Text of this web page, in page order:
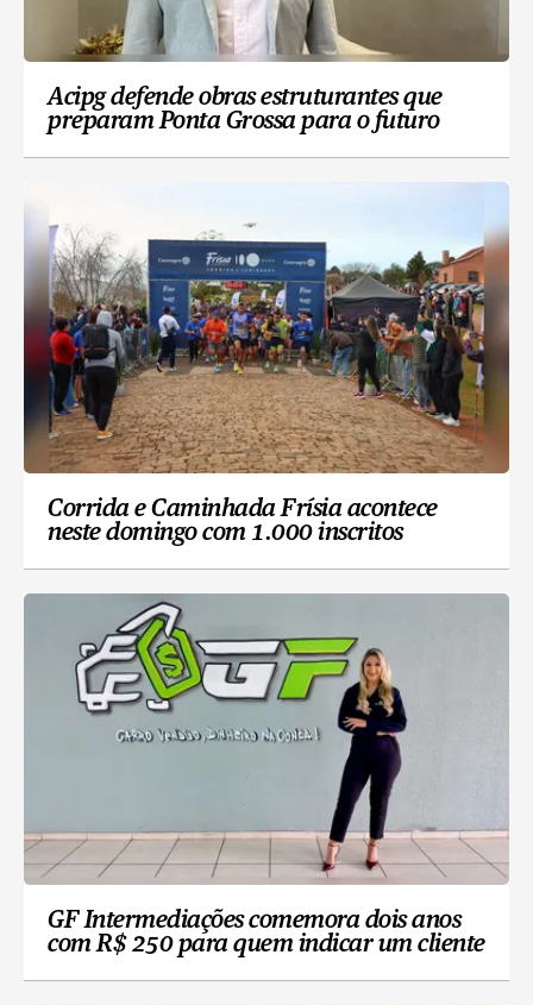
Acipg defende obras estruturantes que
preparam Ponta Grossa para o futuro
Corrida e Caminhada Frísia acontece
neste domingo com 1.000 inscritos
GF Intermediações comemora dois anos
com R$ 250 para quem indicar um cliente